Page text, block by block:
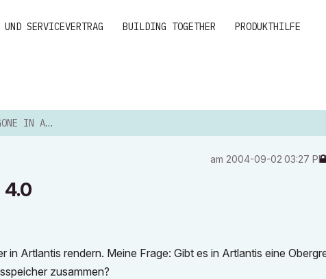
UND SERVICEVERTRAG BUILDING TOGETHER PRODUKTHILFE
4.0
am ‎2004-09-02 03:27 PM
Artlantis rendern. Meine Frage: Gibt es in Artlantis eine
zusammen?